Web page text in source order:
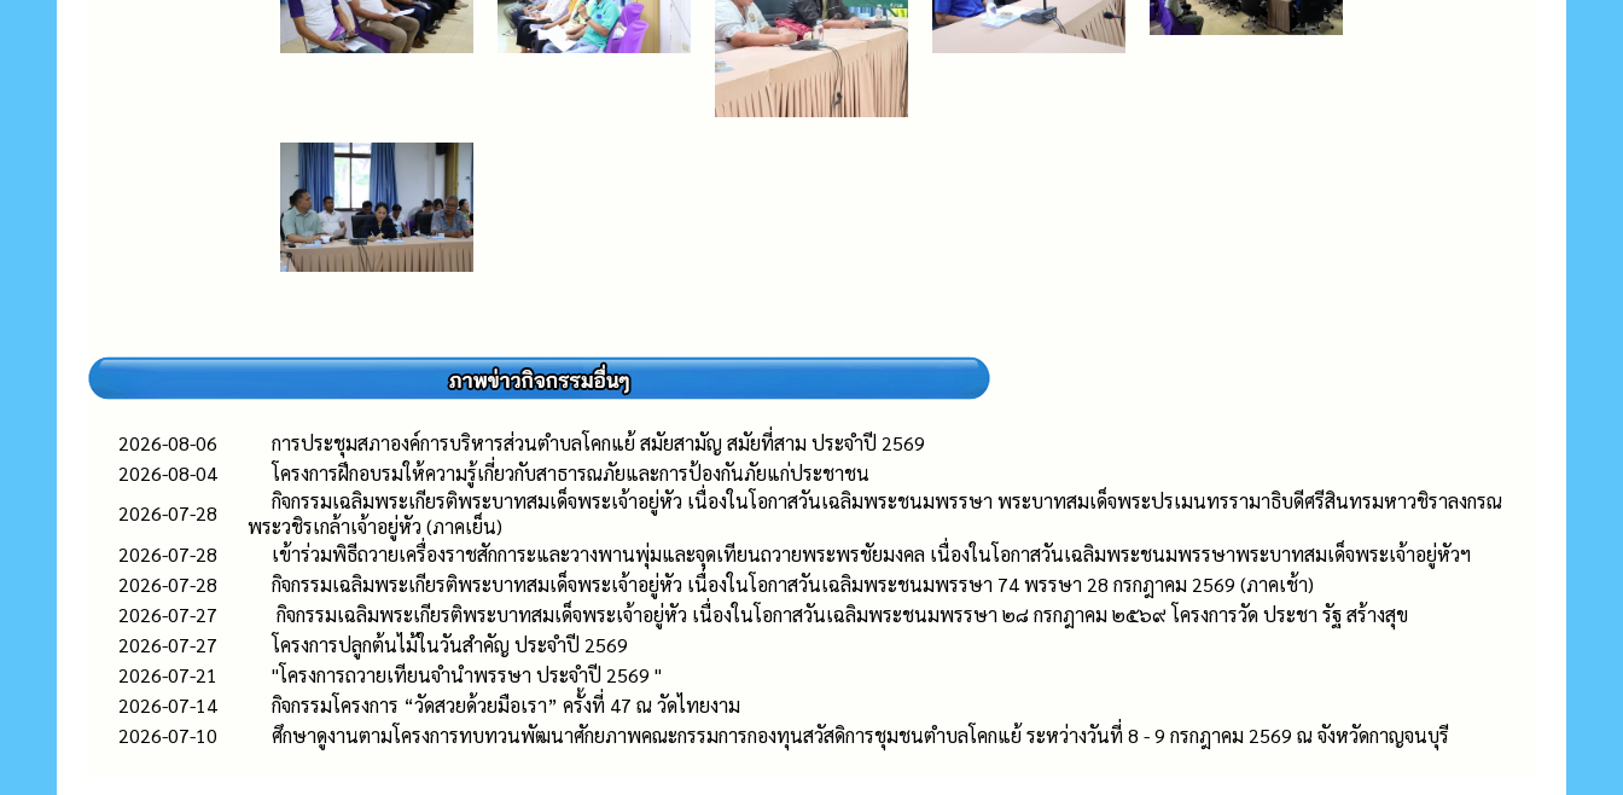
2026-08-06
การประชุมสภาองค์การบริหารส่วนตำบลโคกแย้ สมัยสามัญ สมัยที่สาม ประจำปี 2569
2026-08-04
โครงการฝึกอบรมให้ความรู้เกี่ยวกับสาธารณภัยและการป้องกันภัยแก่ประชาชน
2026-07-28
กิจกรรมเฉลิมพระเกียรติพระบาทสมเด็จพระเจ้าอยู่หัว เนื่องในโอกาสวันเฉลิมพระชนมพรรษา พระบาทสมเด็จพระปรเมนทรรามาธิบดีศรีสินทรมหาวชิราลงกรณ
พระวชิรเกล้าเจ้าอยู่หัว (ภาคเย็น)
2026-07-28
เข้าร่วมพิธีถวายเครื่องราชสักการะและวางพานพุ่มและจุดเทียนถวายพระพรชัยมงคล เนื่องในโอกาสวันเฉลิมพระชนมพรรษาพระบาทสมเด็จพระเจ้าอยู่หัวฯ
2026-07-28
กิจกรรมเฉลิมพระเกียรติพระบาทสมเด็จพระเจ้าอยู่หัว เนื่องในโอกาสวันเฉลิมพระชนมพรรษา 74 พรรษา 28 กรกฎาคม 2569 (ภาคเช้า)
2026-07-27
กิจกรรมเฉลิมพระเกียรติพระบาทสมเด็จพระเจ้าอยู่หัว เนื่องในโอกาสวันเฉลิมพระชนมพรรษา ๒๘ กรกฎาคม ๒๕๖๙ โครงการวัด ประชา รัฐ สร้างสุข
2026-07-27
โครงการปลูกต้นไม้ในวันสำคัญ ประจำปี 2569
2026-07-21
"โครงการถวายเทียนจำนำพรรษา ประจำปี 2569 "
2026-07-14
กิจกรรมโครงการ “วัดสวยด้วยมือเรา” ครั้งที่ 47 ณ วัดไทยงาม
2026-07-10
ศึกษาดูงานตามโครงการทบทวนพัฒนาศักยภาพคณะกรรมการกองทุนสวัสดิการชุมชนตำบลโคกแย้ ระหว่างวันที่ 8 - 9 กรกฎาคม 2569 ณ จังหวัดกาญจนบุรี